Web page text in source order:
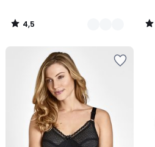
4,5
/
/